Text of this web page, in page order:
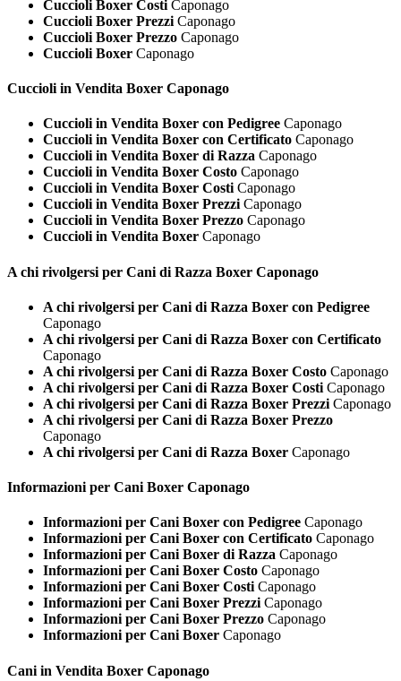
Cuccioli Boxer Costi Caponago
Cuccioli Boxer Prezzi Caponago
Cuccioli Boxer Prezzo Caponago
Cuccioli Boxer Caponago
Cuccioli in Vendita Boxer Caponago
Cuccioli in Vendita Boxer con Pedigree Caponago
Cuccioli in Vendita Boxer con Certificato Caponago
Cuccioli in Vendita Boxer di Razza Caponago
Cuccioli in Vendita Boxer Costo Caponago
Cuccioli in Vendita Boxer Costi Caponago
Cuccioli in Vendita Boxer Prezzi Caponago
Cuccioli in Vendita Boxer Prezzo Caponago
Cuccioli in Vendita Boxer Caponago
A chi rivolgersi per Cani di Razza Boxer Caponago
A chi rivolgersi per Cani di Razza Boxer con Pedigree
Caponago
A chi rivolgersi per Cani di Razza Boxer con Certificato
Caponago
A chi rivolgersi per Cani di Razza Boxer Costo Caponago
A chi rivolgersi per Cani di Razza Boxer Costi Caponago
A chi rivolgersi per Cani di Razza Boxer Prezzi Caponago
A chi rivolgersi per Cani di Razza Boxer Prezzo
Caponago
A chi rivolgersi per Cani di Razza Boxer Caponago
Informazioni per Cani Boxer Caponago
Informazioni per Cani Boxer con Pedigree Caponago
Informazioni per Cani Boxer con Certificato Caponago
Informazioni per Cani Boxer di Razza Caponago
Informazioni per Cani Boxer Costo Caponago
Informazioni per Cani Boxer CostiCaponago
Informazioni per Cani Boxer PrezziCaponago
Informazioni per Cani Boxer Prezzo Caponago
Informazioni per Cani Boxer Caponago
Cani in Vendita Boxer Caponago